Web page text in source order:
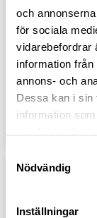
och
för sociala
vidarebefordrar
information
annons- och
Dessa kan i sin
information
Nödvändig
Inställningar
PSH
För enkel och
59kr